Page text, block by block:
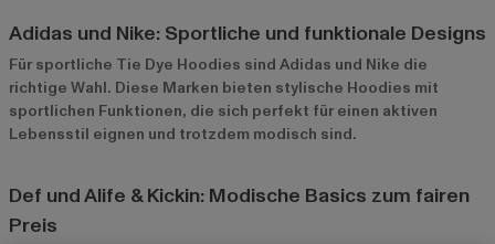
Adidas und Nike: Sportliche und funktionale Designs
Für sportliche Tie Dye Hoodies sind Adidas und Nike die
richtige Wahl. Diese Marken bieten stylische Hoodies mit
sportlichen Funktionen, die sich perfekt für einen aktiven
Lebensstil eignen und trotzdem modisch sind.
Def und Alife & Kickin: Modische Basics zum fairen
Preis